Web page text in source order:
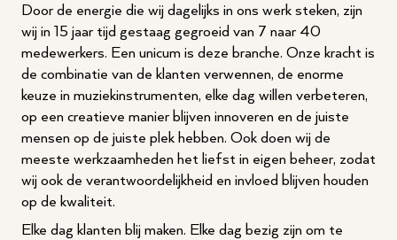
Door de energie die wij dagelijks in ons werk steken, zijn
wij in 15 jaar tijd gestaag gegroeid van 7 naar 40
medewerkers. Een unicum is deze branche. Onze kracht is
de combinatie van de klanten verwennen, de enorme
keuze in muziekinstrumenten, elke dag willen verbeteren,
op een creatieve manier blijven innoveren en de juiste
mensen op de juiste plek hebben. Ook doen wij de
meeste werkzaamheden het liefst in eigen beheer, zodat
wij ook de verantwoordelijkheid en invloed blijven houden
op de kwaliteit.
Elke dag klanten blij maken. Elke dag bezig zijn om te